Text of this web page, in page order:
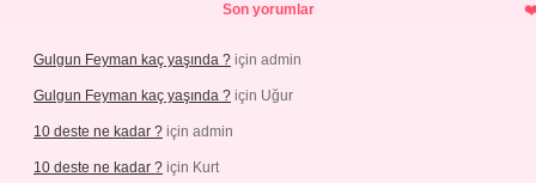
Son yorumlar
Gulgun Feyman kaç yaşında ? için admin
Gulgun Feyman kaç yaşında ? için Uğur
10 deste ne kadar ? için admin
10 deste ne kadar ? için Kurt